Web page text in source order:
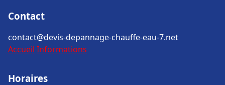
Contact
contact@devis-depannage-chauffe-eau-7.net
Accueil Informations
Horaires